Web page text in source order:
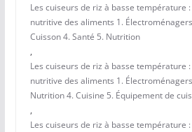
Les cuiseurs de riz à basse température
nutritive des aliments 1.
Cuisson 4. Santé 5. Nutrition
,
Les cuiseurs de riz à basse température
nutritive des aliments 1.
Nutrition 4. Cuisine 5. Équipement de
,
Les cuiseurs de riz à basse température